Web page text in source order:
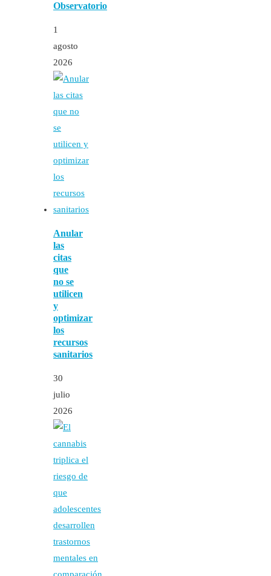
Observatorio
1
agosto
2026
Anular
las
citas
que
no se
utilicen
y
optimizar
los
recursos
sanitarios
30
julio
2026